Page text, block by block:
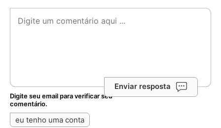
Enviar resposta
Digite seu email para verificar seu
comentário.
eu tenho uma conta